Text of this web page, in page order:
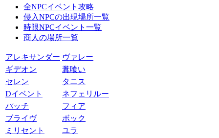
全NPCイベント攻略
侵入NPCの出現場所一覧
時限NPCイベント一覧
商人の場所一覧
アレキサンダー ヴァレー
ギデオン
糞喰い
セレン
タニス
Dイベント
ネフェリルー
パッチ
フィア
ブライヴ
ボック
ミリセント
ユラ